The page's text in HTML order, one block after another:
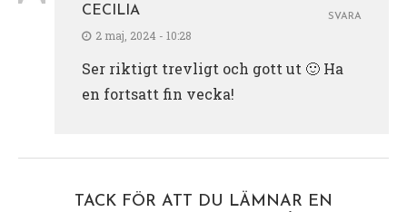
CECILIA
2 maj, 2024 - 10:28
Ser riktigt trevligt och gott ut 🙂 Ha
en fortsatt fin vecka!
SVARA
TACK FÖR ATT DU LÄMNAR EN